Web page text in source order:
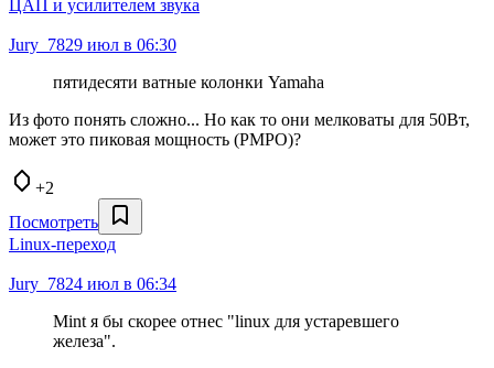
ЦАП и усилителем звука
Jury_7829 июл в 06:30
пятидесяти ватные колонки Yamaha
Из фото понять сложно... Но как то они мелковаты для 50Вт,
может это пиковая мощность (PMPO)?
+2
Посмотреть
Linux-переход
Jury_7824 июл в 06:34
Mint я бы скорее отнес "linux для устаревшего
железа".